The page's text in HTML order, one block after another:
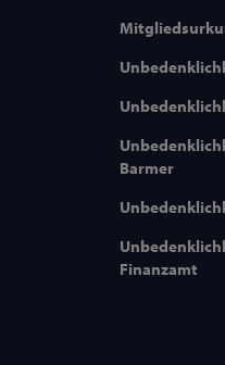
Barmer
Finanzamt